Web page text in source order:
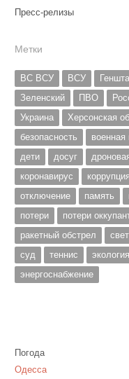
Пресс-релизы
Метки
ВС ВСУ ВСУ
Зеленский
ПВО
Украина
Херсонская
безопасность
дети
досуг
коронавирус
коррупция
отключение
память
потери
потери
ракетный обстрел
свет
суд
теннис экология
энергоснабжение
Погода
Одесса